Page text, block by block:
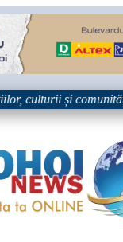
și comunității Trei